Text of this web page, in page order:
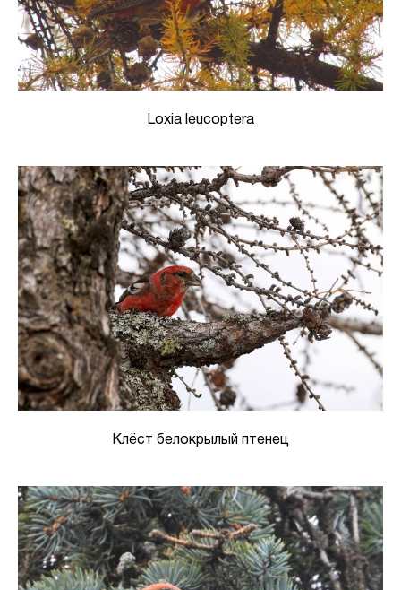
Loxia leucoptera
Клёст белокрылый птенец